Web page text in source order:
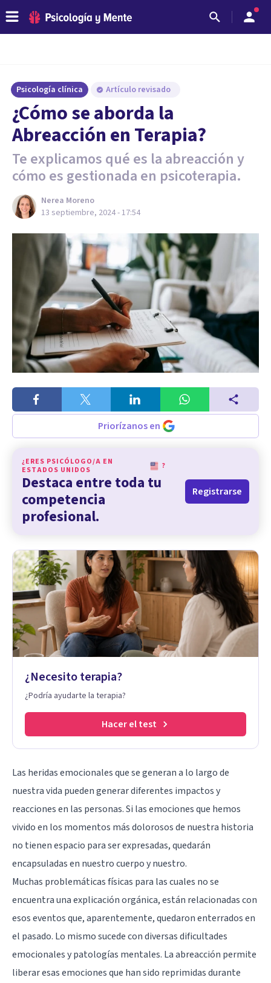
Psicología clínica Artículo revisado
¿Cómo se aborda la
Abreacción en Terapia?
Te explicamos qué es la abreacción y
cómo es gestionada en psicoterapia.
Nerea Moreno
13 septiembre, 2024 - 17:54
Priorízanos en
¿ERES PSICÓLOGO/A EN
ESTADOS UNIDOS
?
Destaca entre toda tu
competencia
profesional.
Registrarse
¿Necesito terapia?
¿Podría ayudarte la terapia?
Hacer el test
Las heridas emocionales que se generan a lo largo de
nuestra vida pueden generar diferentes impactos y
reacciones en las personas. Si las emociones que hemos
vivido en los momentos más dolorosos de nuestra historia
no tienen espacio para ser expresadas, quedarán
encapsuladas en nuestro cuerpo y nuestro.
Muchas problemáticas físicas para las cuales no se
encuentra una explicación orgánica, están relacionadas con
esos eventos que, aparentemente, quedaron enterrados en
el pasado. Lo mismo sucede con diversas dificultades
emocionales y patologías mentales. La abreacción permite
liberar esas emociones que han sido reprimidas durante